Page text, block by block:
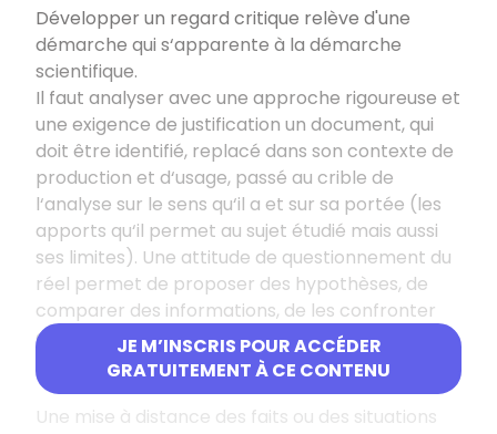
JE M’INSCRIS POUR ACCÉDER
GRATUITEMENT À CE CONTENU
Développer un regard critique relève d'une
démarche qui s‘apparente à la démarche
scientifique.
Il faut analyser avec une approche rigoureuse et
une exigence de justification un document, qui
doit être identifié, replacé dans son contexte de
production et d‘usage, passé au crible de
l‘analyse sur le sens qu‘il a et sur sa portée (les
apports qu‘il permet au sujet étudié mais aussi
ses limites). Une attitude de questionnement du
réel permet de proposer des hypothèses, de
comparer des informations, de les confronter
entre elles et avec des connaissances acquises
préalablement.
Une mise à distance des faits ou des situations